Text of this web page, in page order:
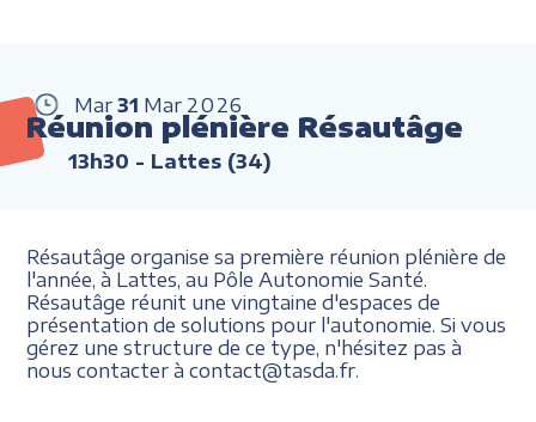
Mar 31 Mar 2026
Réunion plénière Résautâge
13h30 - Lattes (34)
Résautâge organise sa première réunion plénière de
l'année, à Lattes, au Pôle Autonomie Santé.
Résautâge réunit une vingtaine d'espaces de
présentation de solutions pour l'autonomie. Si vous
gérez une structure de ce type, n'hésitez pas à
nous contacter à contact@tasda.fr.